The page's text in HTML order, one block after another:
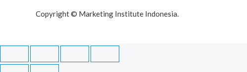
Copyright © Marketing Institute Indonesia.